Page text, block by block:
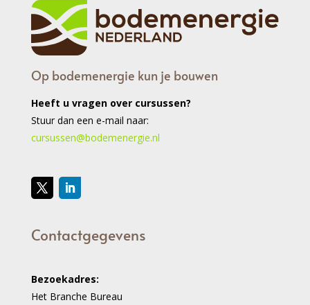
Op bodemenergie kun je bouwen
Heeft u vragen over cursussen?
Stuur dan een e-mail naar:
cursussen@bodemenergie.nl
Contactgegevens
Bezoekadres:
Het Branche Bureau